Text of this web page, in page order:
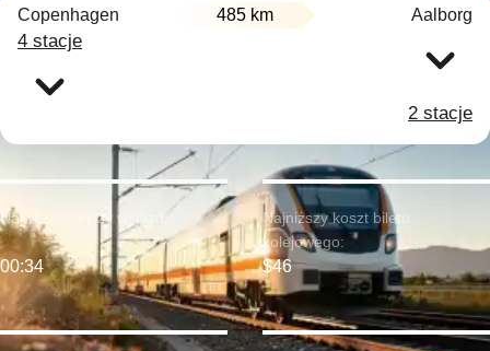
Copenhagen 485 km Aalborg
4 stacje
2 stacje
Najwcześniejszy wyjazd:
00:34
Najniższy koszt biletu
kolejowego:
$46